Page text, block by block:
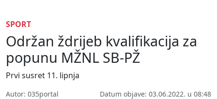
SPORT
Održan ždrijeb kvalifikacija za
popunu MŽNL SB-PŽ
Prvi susret 11. lipnja
Autor: 035portal Datum objave: 03.06.2022. u 08:48